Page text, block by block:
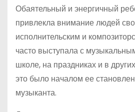
Обаятельный и энергичный
привлекла внимание людей
исполнительским и
часто выступала с
школе, на праздниках и в
это было началом ее
музыканта.